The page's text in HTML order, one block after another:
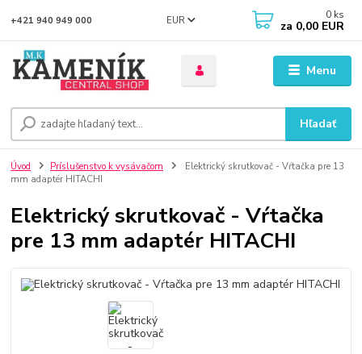
Menu
EUR
Hľadať
+421 940 949 000 0 ks
za 0,00 EUR
Úvod Príslušenstvo k vysávačom
Elektrický skrutkovač - Vŕtačka pre 13
mm adaptér HITACHI
Elektrický skrutkovač - Vŕtačka
pre 13 mm adaptér HITACHI